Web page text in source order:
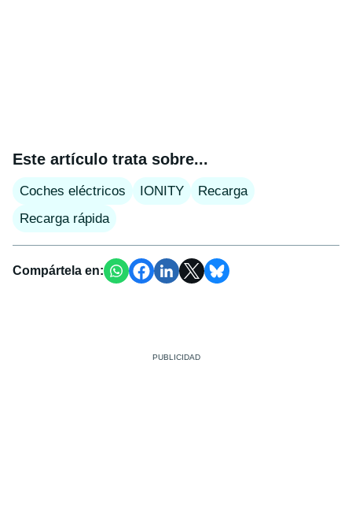
Este artículo trata sobre...
Coches eléctricos IONITY
Recarga
Recarga rápida
Compártela en: